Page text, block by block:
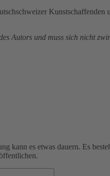
Autors und muss sich nicht
kann es etwas dauern. Es